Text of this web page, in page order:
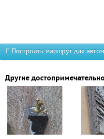
Построить маршрут для
Другие